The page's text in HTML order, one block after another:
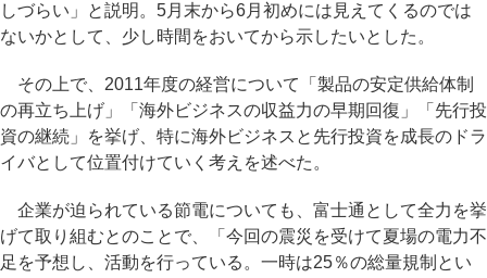
しづらい」と説明。5月末から6月初めには見えてくるのでは
ないかとして、少し時間をおいてから示したいとした。
その上で、2011年度の経営について「製品の安定供給体制
の再立ち上げ」「海外ビジネスの収益力の早期回復」「先行投
資の継続」を挙げ、特に海外ビジネスと先行投資を成長のドラ
イバとして位置付けていく考えを述べた。
企業が迫られている節電についても、富士通として全力を挙
げて取り組むとのことで、「今回の震災を受けて夏場の電力不
足を予想し、活動を行っている。一時は25％の総量規制とい